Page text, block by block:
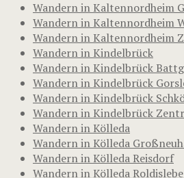
Wandern in Kaltennordheim
Wandern in Kaltennordheim
Wandern in Kaltennordheim
Wandern in Kindelbrück
Wandern in Kindelbrück
Wandern in Kindelbrück
Wandern in Kindelbrück
Wandern in Kindelbrück
Wandern in Kölleda
Wandern in Kölleda
Wandern in Kölleda Reisdorf
Wandern in Kölleda